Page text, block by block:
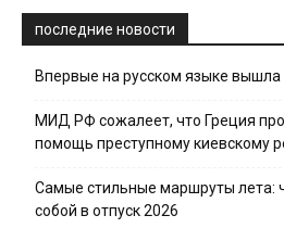
последние новости
Впервые на русском языке вышла
МИД РФ сожалеет, что Греция
помощь преступному киевскому
Самые стильные маршруты лета:
собой в отпуск 2026